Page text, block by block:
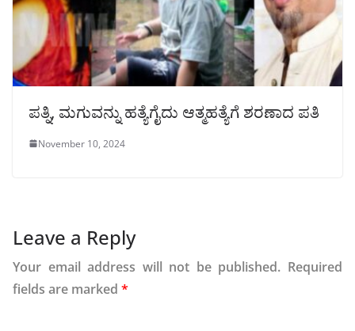
ಪತ್ನಿ, ಮಗುವನ್ನು ಹತ್ಯೆಗೈದು ಆತ್ಮಹತ್ಯೆಗೆ ಶರಣಾದ ಪತಿ
November 10, 2024
Leave a Reply
Your email address will not be published. Required
fields are marked *